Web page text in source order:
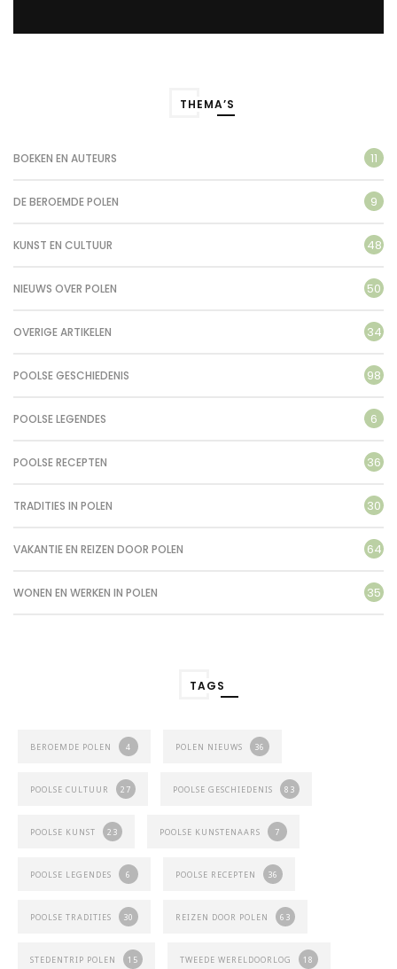
THEMA’S
BOEKEN EN AUTEURS 11
DE BEROEMDE POLEN 9
KUNST EN CULTUUR 48
NIEUWS OVER POLEN 50
OVERIGE ARTIKELEN 34
POOLSE GESCHIEDENIS 98
POOLSE LEGENDES 6
POOLSE RECEPTEN 36
TRADITIES IN POLEN 30
VAKANTIE EN REIZEN DOOR POLEN 64
WONEN EN WERKEN IN POLEN 35
TAGS
BEROEMDE POLEN 4 POLEN NIEUWS 36
POOLSE CULTUUR 27 POOLSE GESCHIEDENIS 83
POOLSE KUNST 23 POOLSE KUNSTENAARS 7
POOLSE LEGENDES 6 POOLSE RECEPTEN 36
POOLSE TRADITIES 30 REIZEN DOOR POLEN 63
STEDENTRIP POLEN 15 TWEEDE WERELDOORLOG 18